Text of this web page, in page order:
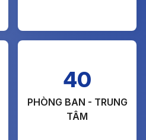
40
PHÒNG BAN - TRUNG
TÂM